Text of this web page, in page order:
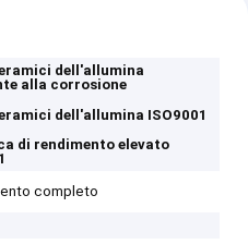
dell'allumina
alla corrosione
dell'allumina ISO9001
di rendimento elevato
completo